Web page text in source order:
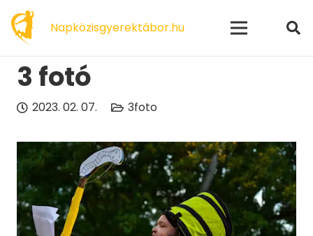
Napközisgyerektábor.hu
3 fotó
2023. 02. 07. 3foto